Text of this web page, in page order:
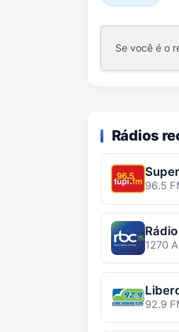
Se você é o
Rádios
96.5
1270
92.9